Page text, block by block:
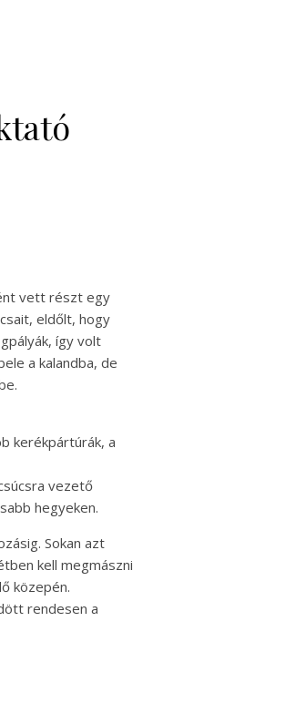
vett részt egy
eldőlt, hogy
így volt
a kalandba, de
kerékpártúrák, a
vezető
hegyeken.
Sokan azt
kell megmászni
közepén.
rendesen a